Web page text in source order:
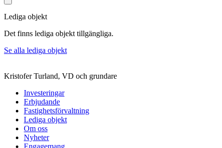
Lediga objekt
Det finns lediga objekt tillgängliga.
Se alla lediga objekt
Kristofer Turland, VD och grundare
Investeringar
Erbjudande
Fastighetsförvaltning
Lediga objekt
Om oss
Nyheter
Engagemang